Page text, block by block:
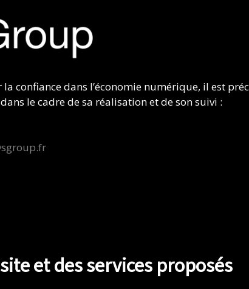
confiance dans l’économie numérique, il est
le cadre de sa réalisation et de son suivi :
et des services proposés